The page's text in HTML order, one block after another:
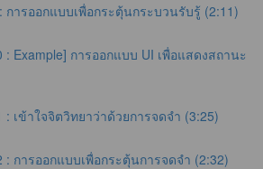
การออกแบบเพื่อกระตุ้นกระบวนรับรู้ (2:11)
: Example] การออกแบบ UI เพื่อแสดงสถานะ
: เข้าใจจิตวิทยาว่าด้วยการจดจำ (3:25)
: การออกแบบเพื่อกระตุ้นการจดจำ (2:32)